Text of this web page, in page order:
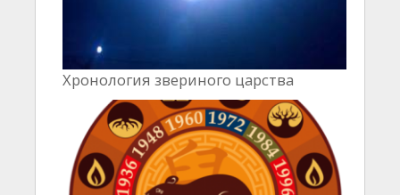
Хронология звериного царства